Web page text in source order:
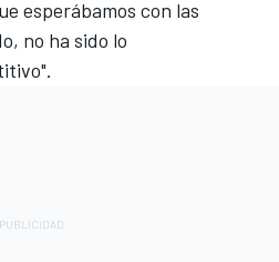
esperábamos con las
no ha sido lo